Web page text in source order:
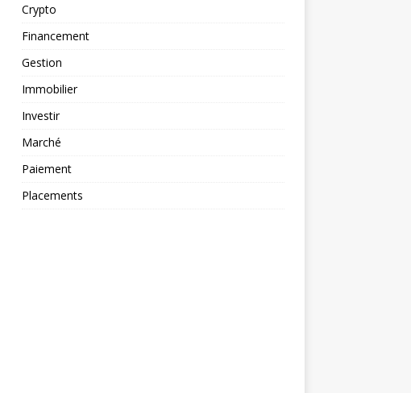
Crypto
Financement
Gestion
Immobilier
Investir
Marché
Paiement
Placements